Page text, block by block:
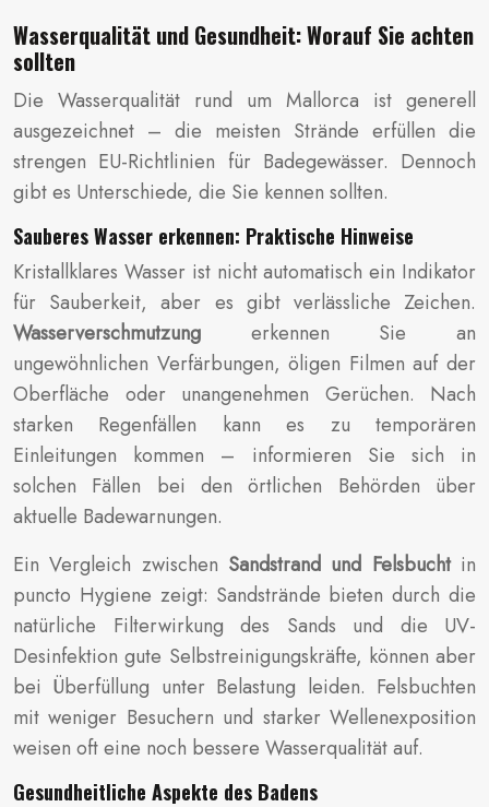
Wasserqualität und Gesundheit: Worauf Sie achten
sollten
Die Wasserqualität rund um Mallorca ist generell
ausgezeichnet – die meisten Strände erfüllen die
strengen EU-Richtlinien für Badegewässer. Dennoch
gibt es Unterschiede, die Sie kennen sollten.
Sauberes Wasser erkennen: Praktische Hinweise
Kristallklares Wasser ist nicht automatisch ein Indikator
für Sauberkeit, aber es gibt verlässliche Zeichen.
Wasserverschmutzung erkennen Sie an
ungewöhnlichen Verfärbungen, öligen Filmen auf der
Oberfläche oder unangenehmen Gerüchen. Nach
starken Regenfällen kann es zu temporären
Einleitungen kommen – informieren Sie sich in
solchen Fällen bei den örtlichen Behörden über
aktuelle Badewarnungen.
Ein Vergleich zwischen Sandstrand und Felsbuchtin
puncto Hygiene zeigt: Sandstrände bieten durch die
natürliche Filterwirkung des Sands und die UV-
Desinfektion gute Selbstreinigungskräfte, können aber
bei Überfüllung unter Belastung leiden. Felsbuchten
mit weniger Besuchern und starker Wellenexposition
weisen oft eine noch bessere Wasserqualität auf.
Gesundheitliche Aspekte des Badens